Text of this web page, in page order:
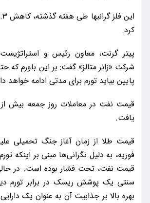
کرد.
پیتر گرنت، معاون رئیس و
شرکت «زانر متالز» گفت: بر این باورم که
پایین بیاید تورم برای مدتی ادامه خواهد
یافت.
قیمت طلا از زمان آغاز جنگ تحمیلی
فوریه، به دلیل نگرانی‌ها مبنی بر اینکه
قیمت نفت، تحت فشار بوده است. در
سنتی یک پوشش ریسک در برابر تورم
بهره بالا بر جذابیت آن به عنوان یک